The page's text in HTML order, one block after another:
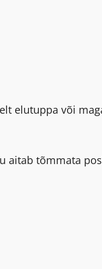
elutuppa või
aitab tõmmata